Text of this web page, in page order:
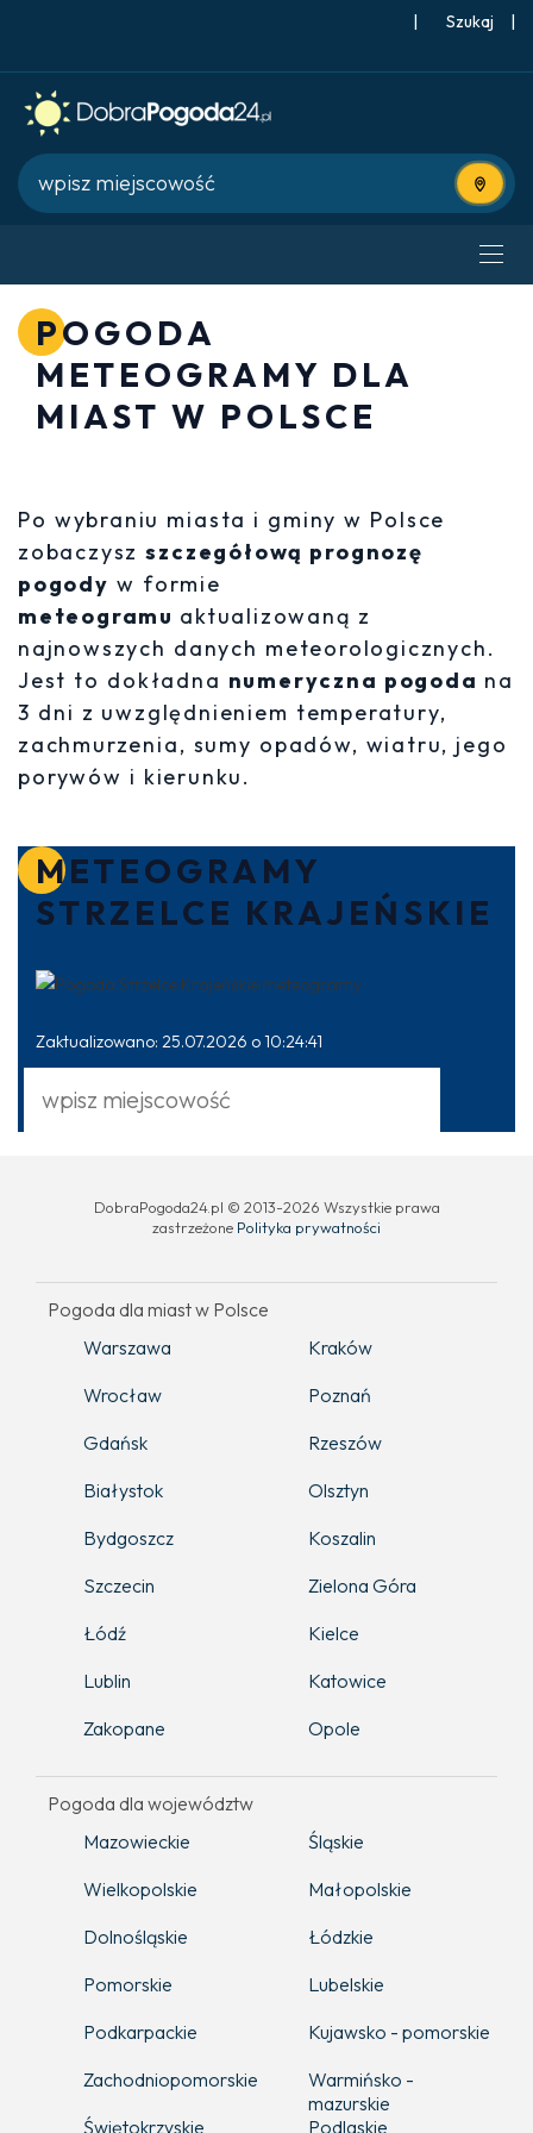
| |
Użyj
POGODA
METEOGRAMY DLA
MIAST W POLSCE
Po wybraniu miasta i gminy w Polsce
zobaczyszszczegółową prognozę
pogody w formie
meteogramu aktualizowaną z
najnowszych danych meteorologicznych.
Jest to dokładna numeryczna pogoda na
3 dni z uwzględnieniem temperatury,
zachmurzenia, sumy opadów, wiatru, jego
porywów i kierunku.
METEOGRAMY
STRZELCE KRAJEŃSKIE
Zaktualizowano: 25.07.2026 o 10:24:41
DobraPogoda24.pl © 2013-2026 Wszystkie prawa
zastrzeżone Polityka prywatności
Pogoda dla miast w Polsce
Warszawa
Kraków
Wrocław
Poznań
Gdańsk
Rzeszów
Białystok
Olsztyn
Bydgoszcz
Koszalin
Szczecin
Zielona Góra
Łódź
Kielce
Lublin
Katowice
Zakopane
Opole
Pogoda dla województw
Mazowieckie
Śląskie
Wielkopolskie
Małopolskie
Dolnośląskie
Łódzkie
Pomorskie
Lubelskie
Podkarpackie
Kujawsko - pomorskie
Zachodniopomorskie
Warmińsko -
mazurskie
Świętokrzyskie
Podlaskie